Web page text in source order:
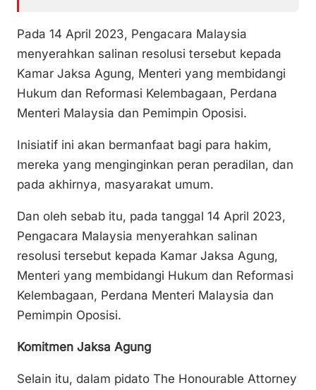
Pada 14 April 2023, Pengacara Malaysia
menyerahkan salinan resolusi tersebut kepada
Kamar Jaksa Agung, Menteri yang membidangi
Hukum dan Reformasi Kelembagaan, Perdana
Menteri Malaysia dan Pemimpin Oposisi.
Inisiatif ini akan bermanfaat bagi para hakim,
mereka yang menginginkan peran peradilan, dan
pada akhirnya, masyarakat umum.
Dan oleh sebab itu, pada tanggal 14 April 2023,
Pengacara Malaysia menyerahkan salinan
resolusi tersebut kepada Kamar Jaksa Agung,
Menteri yang membidangi Hukum dan Reformasi
Kelembagaan, Perdana Menteri Malaysia dan
Pemimpin Oposisi.
Komitmen Jaksa Agung
Selain itu, dalam pidato The Honourable Attorney